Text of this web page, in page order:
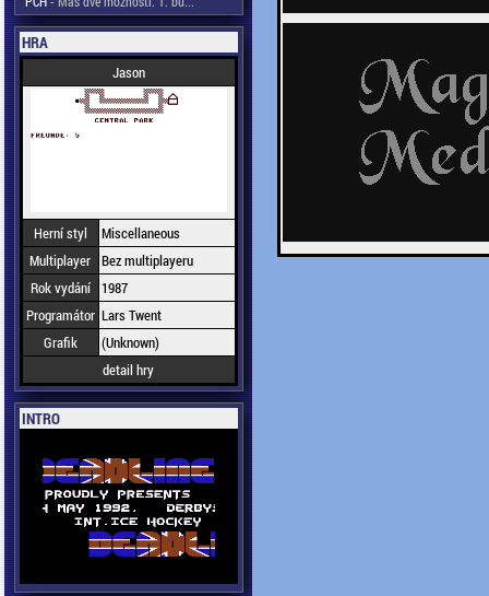
HRA
Jason
Herní styl
Miscellaneous
Multiplayer Bez multiplayeru
Rok vydání
1987
Programátor Lars Twent
Grafik
(Unknown)
detail hry
INTRO